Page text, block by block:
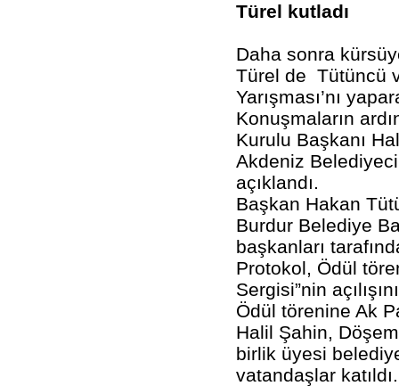
Türel kutladı
Daha sonra
Türel de Tütüncü
Yarışması’nı
Konuşmaların
Kurulu Başkanı
Akdeniz
açıklandı.
Başkan Hakan
Burdur Belediye
başkanları
Protokol, Ödül
Sergisi”nin
Ödül törenine Ak
Halil Şahin,
birlik üyesi
vatandaşlar katıldı.